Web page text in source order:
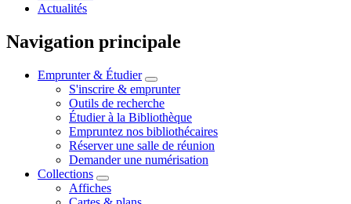
Actualités
Navigation principale
Emprunter & Étudier
S'inscrire & emprunter
Outils de recherche
Étudier à la Bibliothèque
Empruntez nos bibliothécaires
Réserver une salle de réunion
Demander une numérisation
Collections
Affiches